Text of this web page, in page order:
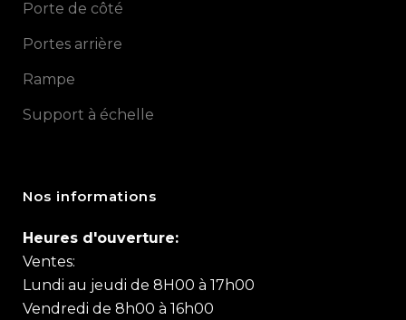
Porte de côté
Portes arrière
Rampe
Support à échelle
Nos informations
Heures d'ouverture:
Ventes:
Lundi au jeudi de 8H00 à 17h00
Vendredi de 8h00 à 16h00